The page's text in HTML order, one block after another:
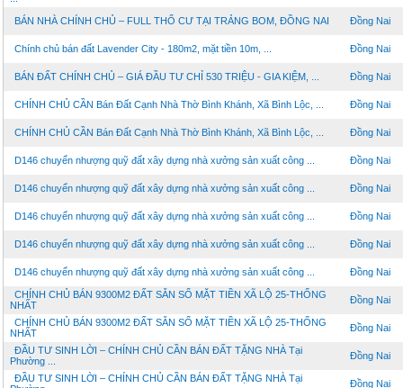
BÁN NHÀ CHÍNH CHỦ – FULL THỔ CƯ TẠI TRẢNG BOM, ĐỒNG NAI Đồng Nai
Chính chủ bán đất Lavender City - 180m2, mặt tiền 10m, ... Đồng Nai
BÁN ĐẤT CHÍNH CHỦ – GIÁ ĐẦU TƯ CHỈ 530 TRIỆU - GIA KIỆM, ... Đồng Nai
CHÍNH CHỦ CẦN Bán Đất Cạnh Nhà Thờ Bình Khánh, Xã Bình Lộc, ... Đồng Nai
CHÍNH CHỦ CẦN Bán Đất Cạnh Nhà Thờ Bình Khánh, Xã Bình Lộc, ... Đồng Nai
D146 chuyển nhượng quỹ đất xây dựng nhà xưởng sản xuất công ... Đồng Nai
D146 chuyển nhượng quỹ đất xây dựng nhà xưởng sản xuất công ... Đồng Nai
D146 chuyển nhượng quỹ đất xây dựng nhà xưởng sản xuất công ... Đồng Nai
D146 chuyển nhượng quỹ đất xây dựng nhà xưởng sản xuất công ... Đồng Nai
D146 chuyển nhượng quỹ đất xây dựng nhà xưởng sản xuất công ... Đồng Nai
CHÍNH CHỦ BÁN 9300M2 ĐẤT SẴN SỔ MẶT TIỀN XÃ LỘ 25-THỐNG
NHẤT
Đồng Nai
CHÍNH CHỦ BÁN 9300M2 ĐẤT SẴN SỔ MẶT TIỀN XÃ LỘ 25-THỐNG
NHẤT
Đồng Nai
ĐẦU TƯ SINH LỜI – CHÍNH CHỦ CẦN BÁN ĐẤT TẶNG NHÀ Tại
Phường ...
Đồng Nai
ĐẦU TƯ SINH LỜI – CHÍNH CHỦ CẦN BÁN ĐẤT TẶNG NHÀ Tại
Đồng Nai